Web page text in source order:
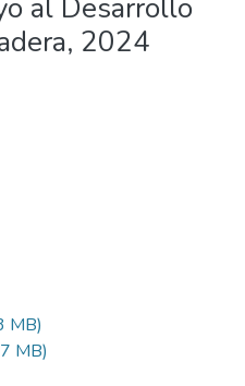
al Desarrollo
2024
MB)
MB)